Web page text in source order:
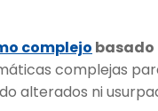
complejo
complejas
alterados ni